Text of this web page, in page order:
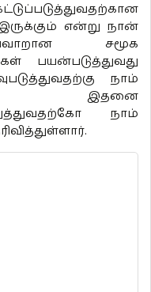
என்று நான்
சமூக
பயன்படுத்துவது
நாம்
இதனை
நாம்